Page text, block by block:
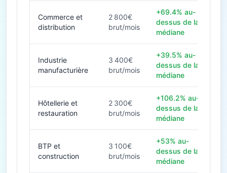
Commerce et
distribution
2 800€
brut/mois
+69.4% au-
dessus de la
médiane
Industrie
manufacturière
3 400€
brut/mois
+39.5% au-
dessus de la
médiane
Hôtellerie et
restauration
2 300€
brut/mois
+106.2% au-
dessus de la
médiane
BTP et
construction
3 100€
brut/mois
+53% au-
dessus de la
médiane